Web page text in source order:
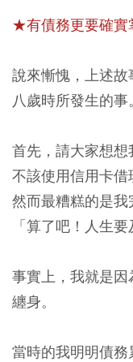
★有債務更要確實
說來慚愧，上述
八歲時所發生的事。
首先，請大家想
不該使用信用卡借
然而最糟糕的是
「算了吧！人生要
事實上，我就是
纏身。
當時的我明明債